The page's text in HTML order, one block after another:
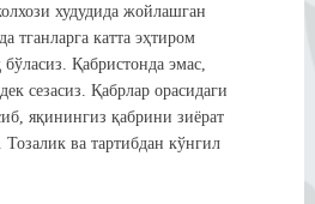
худудида жойлашган
тганларга катта эҳтиром
Қабристонда эмас,
сезасиз. Қабрлар орасидаги
яқинингиз қабрини зиёрат
ва тартибдан кўнгил